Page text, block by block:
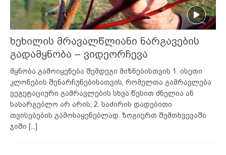
ხეხილის მრავალწლიანი ნარგავების
გადამყნობა – ვიდეორჩევა
მყნობა გამოიყენება შემდეგი მიზნებისთვის 1. ისეთი
კლონების შენარჩუნებისათვის, რომელთა გამრავლება
ვეგეტაციური გამრავლების სხვა წესით ძნელია ან
სასარგებლო არ არის; 2. საძირის დადებითი
თვისებების გამოსაყენებლად. ზოგიერთ შემთხვევაში
ჯიში [...]